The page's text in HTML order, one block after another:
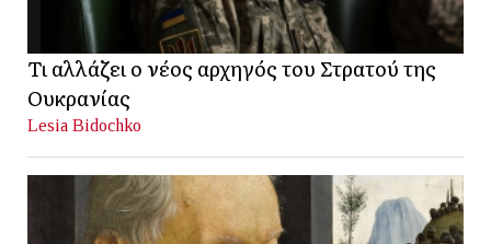
Τι αλλάζει ο νέος αρχηγός του Στρατού της
Ουκρανίας
Lesia Bidochko